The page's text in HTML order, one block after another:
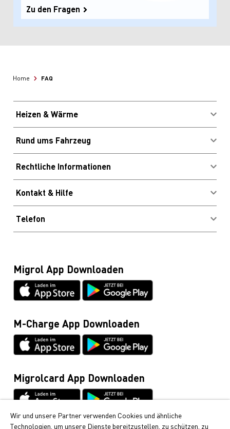
Zu den Fragen
Home FAQ
Heizen & Wärme
Brennstoffe kaufen
Energieberatung
Rund ums Fahrzeug
Migrolcard Kundenlogin
Standorte & Öffnungszeiten
Pneuofferte
Profitieren & Sparen
Rechtliche Informationen
Impressum
AGB
Kontakt & Hilfe
Newsletter
Häufig gestellte Fragen
Glossar
Netiquette
Datenblätter & Anleitungen
Telefon
Heizöl, Diesel, Holzpellets, Tankrevisionen und
Migrolcard
0844 03 03 03
Cumulus-Infoline
Allgemeine Anfragen / Rund ums Fahrzeug
044 495 11 11
Migrol App Downloaden
M-Charge App Downloaden
Migrolcard App Downloaden
Wir und unsere Partner verwenden Cookies und ähnliche
Technologien, um unsere Dienste bereitzustellen, zu schützen, zu